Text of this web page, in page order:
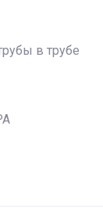
в трубе